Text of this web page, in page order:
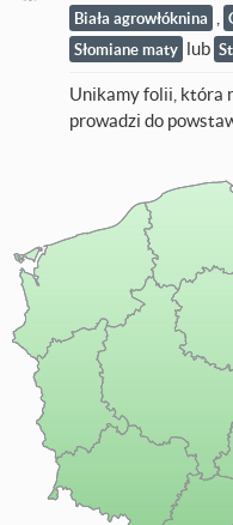
Biała agrowłóknina
Słomiane maty lub
Unikamy folii, która
prowadzi do